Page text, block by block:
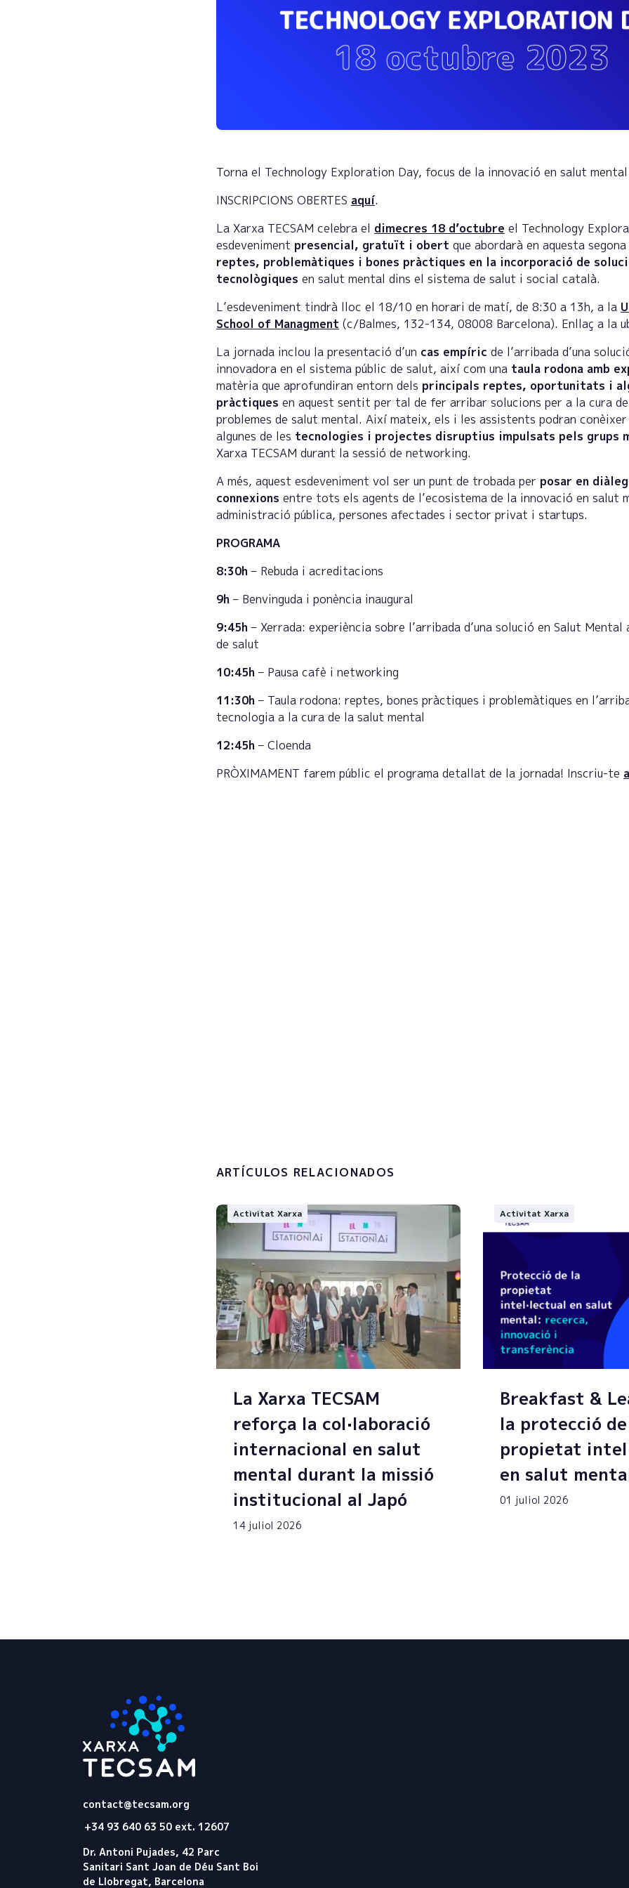
Torna el Technology Exploration Day, focus de la innovació en salut
INSCRIPCIONS OBERTES aquí.
La Xarxa TECSAM celebra el dimecres 18 d’octubre el Technology
esdeveniment presencial, gratuït i obert que abordarà en aquesta
reptes, problemàtiques i bones pràctiques en la incorporació de
tecnològiques en salut mental dins el sistema de salut i social català.
L’esdeveniment tindrà lloc el 18/10 en horari de matí, de 8:30 a 13h, a la
School of Managment (c/Balmes, 132-134, 08008 Barcelona). Enllaç a la
La jornada inclou la presentació d’un cas empíric de l’arribada d’una
innovadora en el sistema públic de salut, així com una taula rodona amb
matèria que aprofundiran entorn dels principals reptes, oportunitats i
pràctiques en aquest sentit per tal de fer arribar solucions per a la cura de
problemes de salut mental. Així mateix, els i les assistents podran conèixer
algunes de les tecnologies i projectes disruptius impulsats pels grups
Xarxa TECSAM durant la sessió de networking.
A més, aquest esdeveniment vol ser un punt de trobada per posar en
connexions entre tots els agents de l’ecosistema de la innovació en salut
administració pública, persones afectades i sector privat i startups.
PROGRAMA
8:30h – Rebuda i acreditacions
9h – Benvinguda i ponència inaugural
9:45h – Xerrada: experiència sobre l’arribada d’una solució en Salut
de salut
10:45h – Pausa cafè i networking
11:30h – Taula rodona: reptes, bones pràctiques i problemàtiques en
tecnologia a la cura de la salut mental
12:45h – Cloenda
PRÒXIMAMENT farem públic el programa detallat de la jornada! Inscriu-te
ARTÍCULOS RELACIONADOS
Activitat Xarxa
La Xarxa TECSAM
reforça la col·laboració
internacional en salut
mental durant la missió
institucional al Japó
14 juliol 2026
Activitat Xarxa
Breakfast &
la protecció
propietat
en salut
01 juliol 2026
contact@tecsam.org
+34 93 640 63 50 ext. 12607
Dr. Antoni Pujades, 42 Parc
Sanitari Sant Joan de Déu Sant Boi
de Llobregat, Barcelona